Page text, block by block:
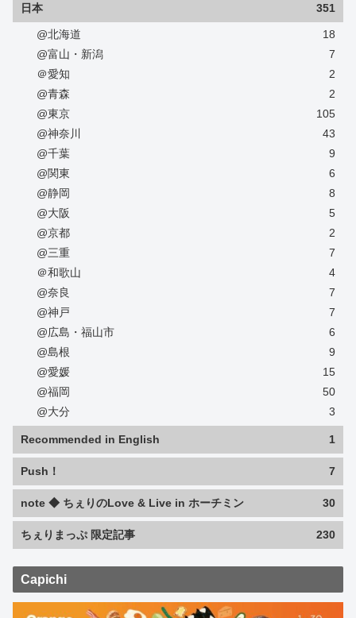
日本 351
@北海道
18
@富山・新潟
7
＠愛知
2
@青森
2
@東京
105
@神奈川
43
@千葉
9
@関東
6
@静岡
8
@大阪
5
@京都
2
@三重
7
＠和歌山
4
@奈良
7
@神戸
7
@広島・福山市
6
@島根
9
@愛媛
15
@福岡
50
@大分
3
Recommended in English 1
Push！ 7
note ◆ ちぇりのLove & Live in ホーチミン 30
ちぇりまっぷ 限定記事 230
Capichi